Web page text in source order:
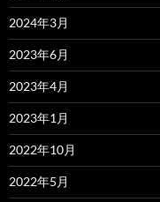
2024年3月
2023年6月
2023年4月
2023年1月
2022年10月
2022年5月